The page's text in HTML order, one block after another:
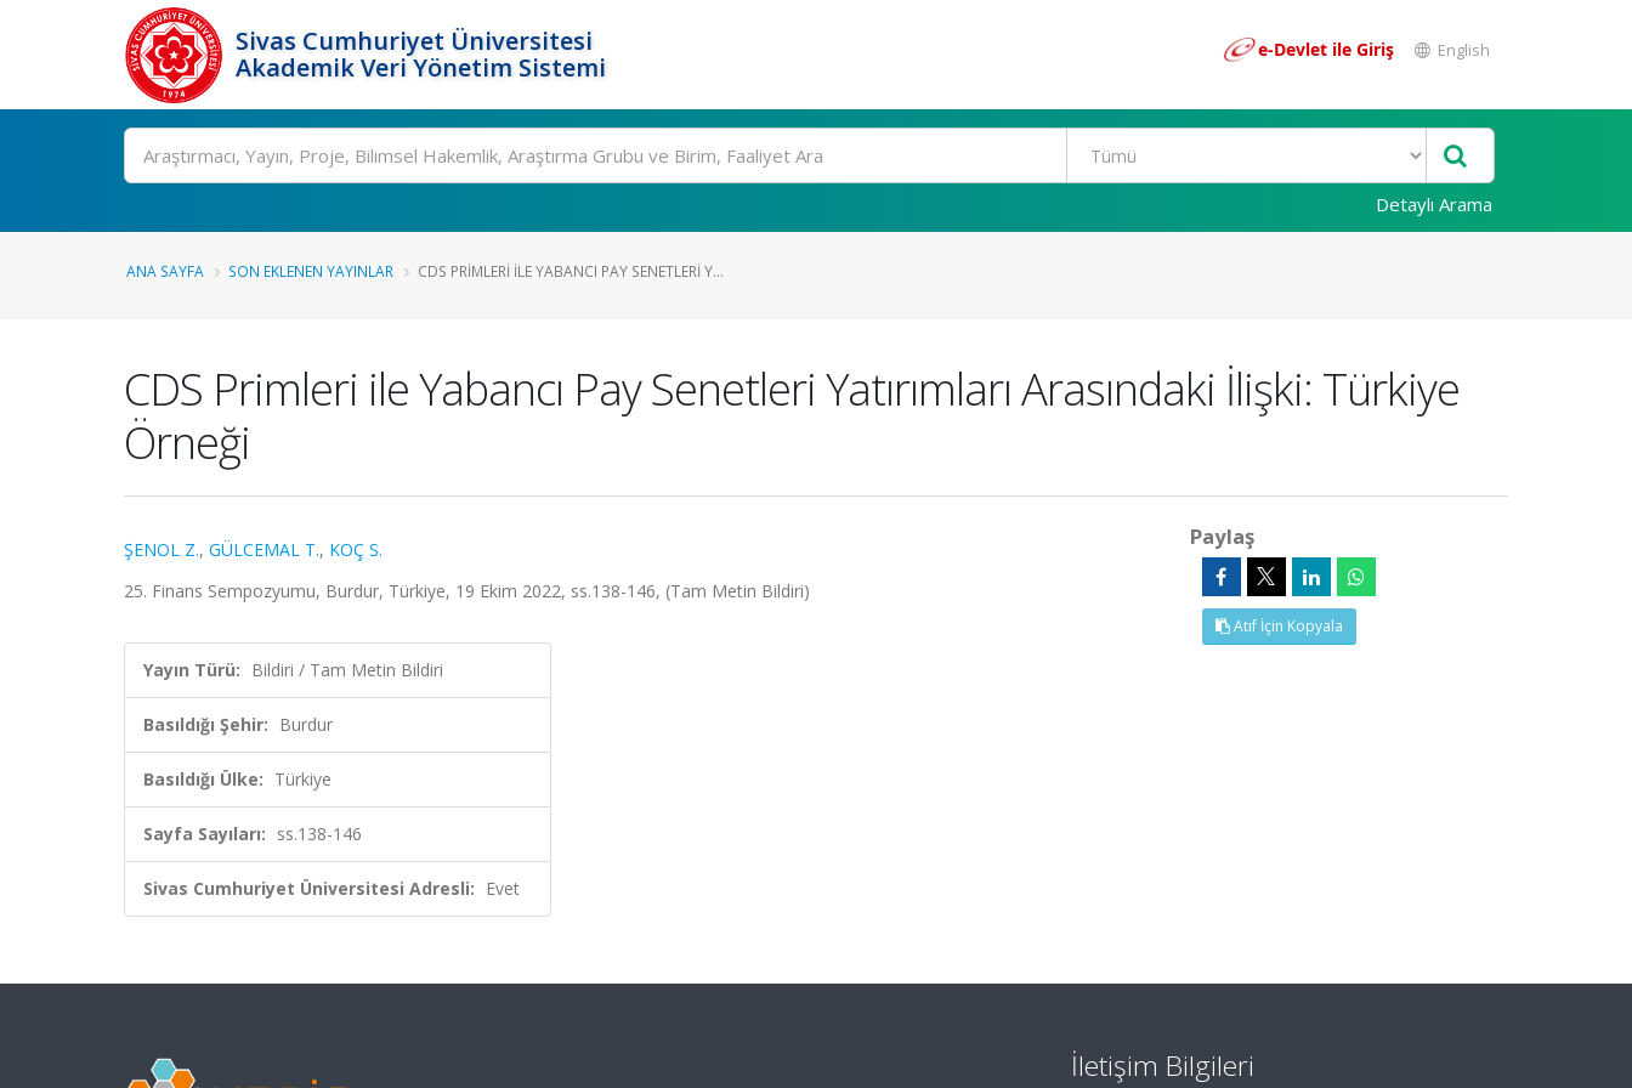
Sivas Cumhuriyet Üniversitesi
Akademik Veri Yönetim Sistemi
e-Devlet ile Giriş English
Ara
Detaylı Arama
ANA SAYFA SON EKLENEN YAYINLAR CDS PRIMLERI ILE YABANCI PAY SENETLERI Y...
CDS Primleri ile Yabancı Pay Senetleri Yatırımları Arasındaki İlişki: Türkiye
Örneği
ŞENOL Z., GÜLCEMAL T., KOÇ S.
25. Finans Sempozyumu, Burdur, Türkiye, 19 Ekim 2022, ss.138-146, (Tam Metin Bildiri)
Yayın Türü: Bildiri / Tam Metin Bildiri
Basıldığı Şehir: Burdur
Basıldığı Ülke: Türkiye
Sayfa Sayıları: ss.138-146
Sivas Cumhuriyet Üniversitesi Adresli: Evet
Paylaş
Atıf İçin Kopyala
İletişim Bilgileri